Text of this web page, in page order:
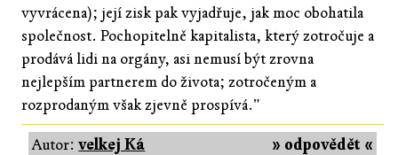
vyvrácena); její zisk pak vyjadřuje, jak moc obohatila
společnost. Pochopitelně kapitalista, který zotročuje a
prodává lidi na orgány, asi nemusí být zrovna
nejlepším partnerem do života; zotročeným a
rozprodaným však zjevně prospívá."
» odpovědět «
Autor:velkej Ká